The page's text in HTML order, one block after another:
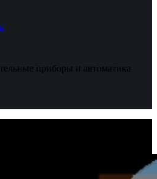
приборы и автоматика